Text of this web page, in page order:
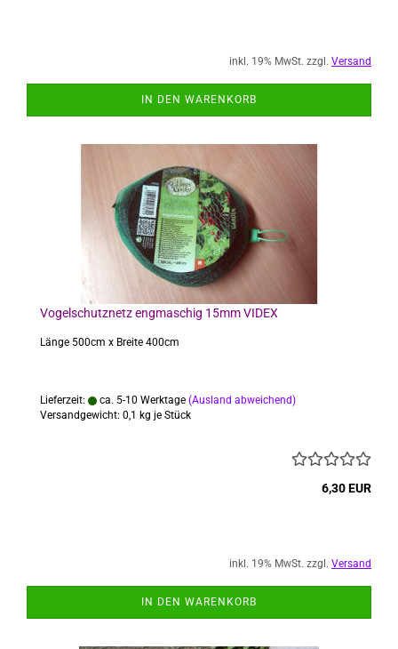
inkl. 19% MwSt. zzgl. Versand
IN DEN WARENKORB
Vogelschutznetz engmaschig 15mm VIDEX
Länge 500cm x Breite 400cm
Lieferzeit: ca. 5-10 Werktage (Ausland abweichend)
Versandgewicht: 0,1 kg je Stück
6,30 EUR
inkl. 19% MwSt. zzgl. Versand
IN DEN WARENKORB